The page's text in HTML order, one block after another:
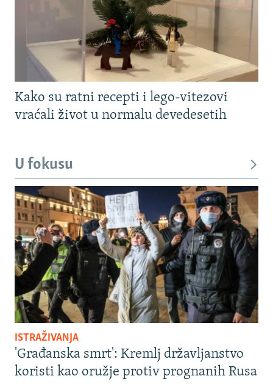
Kako su ratni recepti i lego-vitezovi
vraćali život u normalu devedesetih
U fokusu
ISTRAŽIVANJA
'Građanska smrt': Kremlj državljanstvo
koristi kao oružje protiv prognanih Rusa